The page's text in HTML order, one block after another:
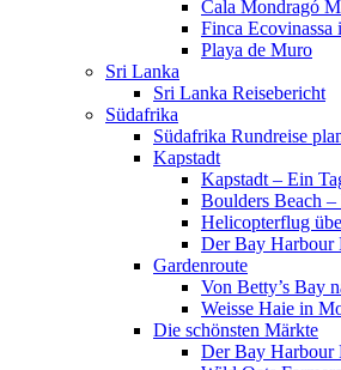
Cala Mondragó
Finca Ecovinassa
Playa de Muro
Sri Lanka
Sri Lanka Reisebericht
Südafrika
Südafrika Rundreise
Kapstadt
Kapstadt – Ein
Boulders Beach –
Helicopterflug
Der Bay Harbour
Gardenroute
Von Betty’s Bay
Weisse Haie in
Die schönsten Märkte
Der Bay Harbour